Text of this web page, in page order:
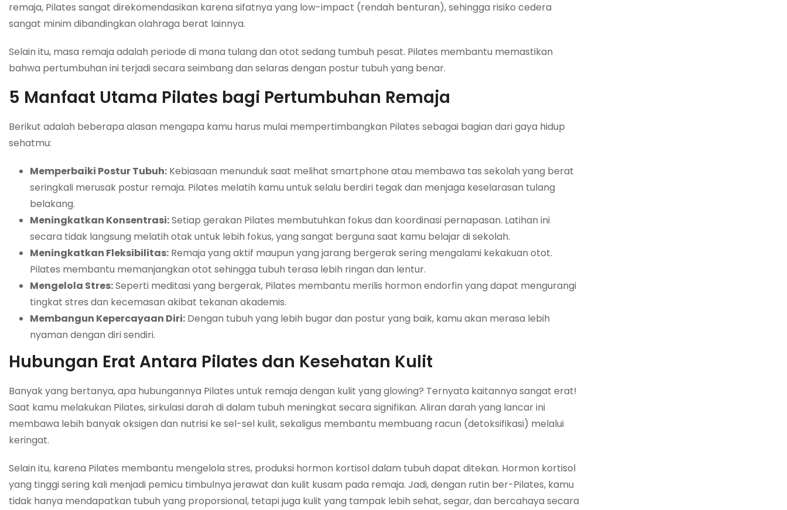
remaja, Pilates sangat direkomendasikan karena sifatnya yang low-impact (rendah benturan), sehingga risiko cedera
sangat minim dibandingkan olahraga berat lainnya.
Selain itu, masa remaja adalah periode di mana tulang dan otot sedang tumbuh pesat. Pilates membantu memastikan
bahwa pertumbuhan ini terjadi secara seimbang dan selaras dengan postur tubuh yang benar.
5 Manfaat Utama Pilates bagi Pertumbuhan Remaja
Berikut adalah beberapa alasan mengapa kamu harus mulai mempertimbangkan Pilates sebagai bagian dari gaya hidup
sehatmu:
Memperbaiki Postur Tubuh: Kebiasaan menunduk saat melihat smartphone atau membawa tas sekolah yang berat
seringkali merusak postur remaja. Pilates melatih kamu untuk selalu berdiri tegak dan menjaga keselarasan tulang
belakang.
Meningkatkan Konsentrasi:Setiap gerakan Pilates membutuhkan fokus dan koordinasi pernapasan. Latihan ini
secara tidak langsung melatih otak untuk lebih fokus, yang sangat berguna saat kamu belajar di sekolah.
Meningkatkan Fleksibilitas: Remaja yang aktif maupun yang jarang bergerak sering mengalami kekakuan otot.
Pilates membantu memanjangkan otot sehingga tubuh terasa lebih ringan dan lentur.
Mengelola Stres:Seperti meditasi yang bergerak, Pilates membantu merilis hormon endorfin yang dapat mengurangi
tingkat stres dan kecemasan akibat tekanan akademis.
Membangun Kepercayaan Diri: Dengan tubuh yang lebih bugar dan postur yang baik, kamu akan merasa lebih
nyaman dengan diri sendiri.
Hubungan Erat Antara Pilates dan Kesehatan Kulit
Banyak yang bertanya, apa hubungannya Pilates untuk remaja dengan kulit yang glowing? Ternyata kaitannya sangat erat!
Saat kamu melakukan Pilates, sirkulasi darah di dalam tubuh meningkat secara signifikan. Aliran darah yang lancar ini
membawa lebih banyak oksigen dan nutrisi ke sel-sel kulit, sekaligus membantu membuang racun (detoksifikasi) melalui
keringat.
Selain itu, karena Pilates membantu mengelola stres, produksi hormon kortisol dalam tubuh dapat ditekan. Hormon kortisol
yang tinggi sering kali menjadi pemicu timbulnya jerawat dan kulit kusam pada remaja. Jadi, dengan rutin ber-Pilates, kamu
tidak hanya mendapatkan tubuh yang proporsional, tetapi juga kulit yang tampak lebih sehat, segar, dan bercahaya secara